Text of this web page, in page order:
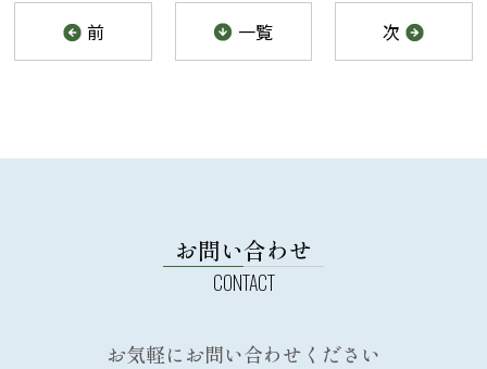
前 一覧 次
お問い合わせ
お気軽にお問い合わせください